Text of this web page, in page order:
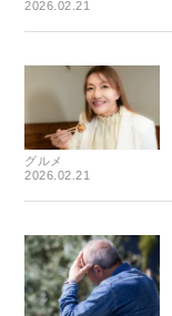
2026.02.21
グルメ
2026.02.21